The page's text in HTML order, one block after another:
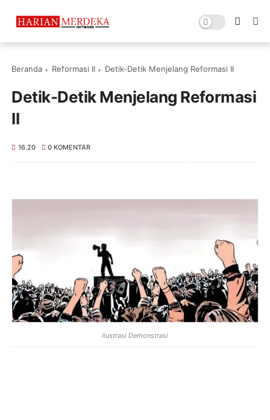
Beranda Reformasi II Detik-Detik Menjelang Reformasi II
Detik-Detik Menjelang Reformasi
II
16.20 0 KOMENTAR
Ilustrasi Demonstrasi